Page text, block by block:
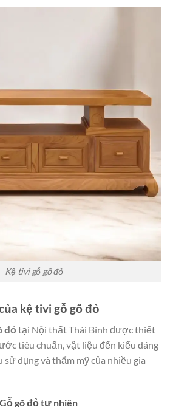
Kệ tivi gỗ gõ đỏ
kệ tivi gỗ gõ đỏ
đỏ tại Nội thất Thái Bình được thiết
tiêu chuẩn, vật liệu đến kiểu dáng
sử dụng và thẩm mỹ của nhiều gia
gõ đỏ tự nhiên